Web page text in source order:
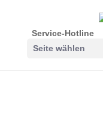
Service-Hotline
Seite wählen